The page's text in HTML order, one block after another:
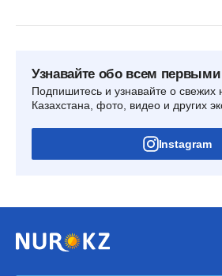
Узнавайте обо всем первыми
Подпишитесь и узнавайте о свежих
Казахстана, фото, видео и других
Instagram